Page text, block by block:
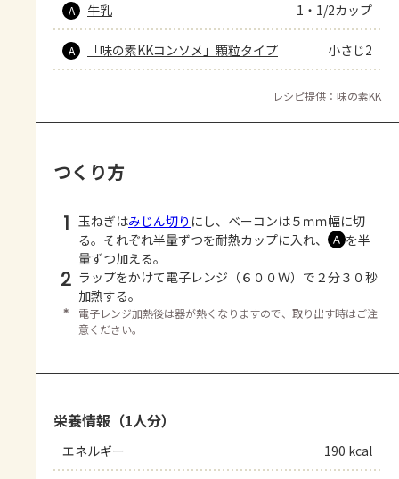
A 牛乳 1・1/2カップ
A 「味の素KKコンソメ」顆粒タイプ 小さじ2
レシピ提供：味の素KK
つくり方
1 玉ねぎはみじん切り にし、ベーコンは５ｍｍ幅に切
る。それぞれ半量ずつを耐熱カップに入れ、
Ａ を半
量ずつ加える。
2 ラップをかけて電子レンジ（６００Ｗ）で２分３０秒
加熱する。
＊
電子レンジ加熱後は器が熱くなりますので、取り出す時はご注
意ください。
栄養情報（1人分）
エネルギー 190 kcal